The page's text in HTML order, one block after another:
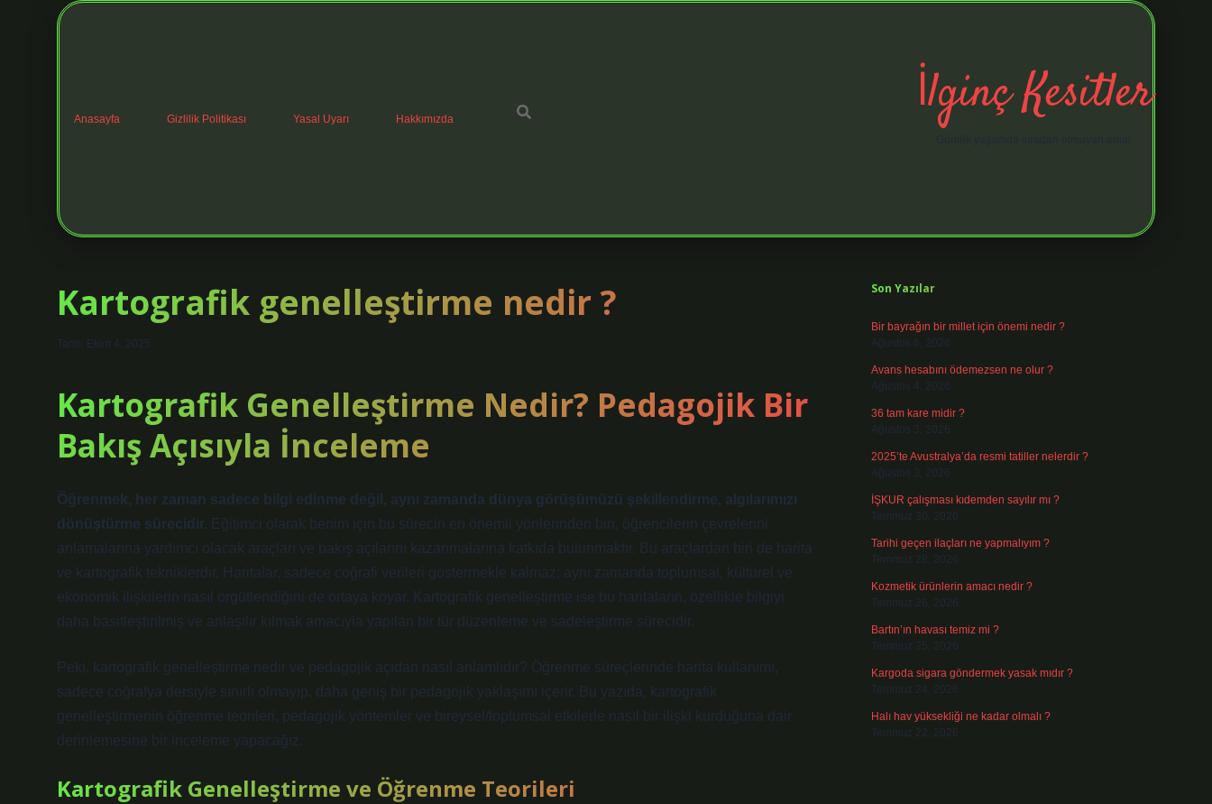
Anasayfa Gizlilik Politikası Yasal Uyarı Hakkımızda İlginç Kesitler
Kartografik genelleştirme nedir ?
Tarih: Ekim 4, 2025
Kartografik Genelleştirme Nedir? Pedagojik Bir
Bakış Açısıyla İnceleme
Öğrenmek, her zaman sadece bilgi edinme değil, aynı zamanda dünya görüşümüzü şekillendirme, algılarımızı
dönüştürme sürecidir. Eğitimci olarak benim için bu sürecin en önemli yönlerinden biri, öğrencilerin çevrelerini
anlamalarına yardımcı olacak araçları ve bakış açılarını kazanmalarına katkıda bulunmaktır. Bu araçlardan biri de harita
ve kartografik tekniklerdir. Haritalar, sadece coğrafi verileri göstermekle kalmaz; aynı zamanda toplumsal, kültürel ve
ekonomik ilişkilerin nasıl örgütlendiğini de ortaya koyar. Kartografik genelleştirme ise bu haritaların, özellikle bilgiyi
daha basitleştirilmiş ve anlaşılır kılmak amacıyla yapılan bir tür düzenleme ve sadeleştirme sürecidir.
Peki, kartografik genelleştirme nedir ve pedagojik açıdan nasıl anlamlıdır? Öğrenme süreçlerinde harita kullanımı,
sadece coğrafya dersiyle sınırlı olmayıp, daha geniş bir pedagojik yaklaşımı içerir. Bu yazıda, kartografik
genelleştirmenin öğrenme teorileri, pedagojik yöntemler ve bireysel/toplumsal etkilerle nasıl bir ilişki kurduğuna dair
derinlemesine bir inceleme yapacağız.
Kartografik Genelleştirme ve Öğrenme Teorileri
Son Yazılar
Bir bayrağın bir millet için önemi nedir ?
Ağustos 6, 2026
Avans hesabını ödemezsen ne olur ?
Ağustos 4, 2026
36 tam kare midir ?
Ağustos 3, 2026
2025’te Avustralya’da resmi tatiller nelerdir ?
Ağustos 3, 2026
İŞKUR çalışması kıdemden sayılır mı ?
Temmuz 30, 2026
Tarihi geçen ilaçları ne yapmalıyım ?
Temmuz 28, 2026
Kozmetik ürünlerin amacı nedir ?
Temmuz 26, 2026
Bartın’ın havası temiz mi ?
Temmuz 25, 2026
Kargoda sigara göndermek yasak mıdır ?
Temmuz 24, 2026
Halı hav yüksekliği ne kadar olmalı ?
Temmuz 22, 2026